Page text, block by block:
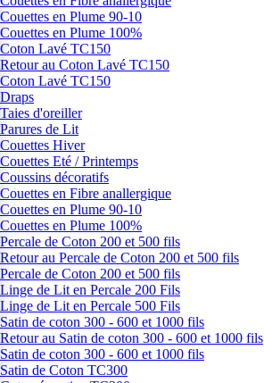
Couettes en Plume 90-10
Couettes en Plume 100%
Coton Lavé TC150
Retour au Coton Lavé TC150
Coton Lavé TC150
Draps
Taies d'oreiller
Parures de Lit
Couettes Hiver
Couettes Eté / Printemps
Coussins décoratifs
Couettes en Fibre anallergique
Couettes en Plume 90-10
Couettes en Plume 100%
Percale de Coton 200 et 500 fils
Retour au Percale de Coton 200 et 500 fils
Percale de Coton 200 et 500 fils
Linge de Lit en Percale 200 Fils
Linge de Lit en Percale 500 Fils
Satin de coton 300 - 600 et 1000 fils
Retour au Satin de coton 300 - 600 et 1000 fils
Satin de coton 300 - 600 et 1000 fils
Satin de Coton TC300